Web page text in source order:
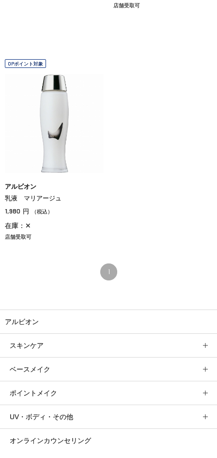
アルビオン
スキンケア
ベースメイク
ポイントメイク
UV・ボディ・その他
オンラインカウンセリング
店舗受取可
OPポイント対象
アルビオン
乳液 マリアージュ
1,980 円 （税込）
在庫：✕
店舗受取可
1